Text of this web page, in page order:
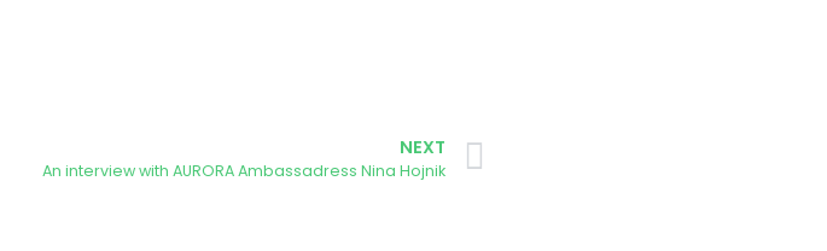
NEXT
An interview with AURORA Ambassadress Nina Hojnik